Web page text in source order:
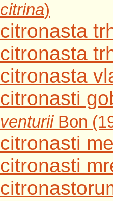
citrina)
citronasta
citronasta
citronasta
citronasti
venturiiBon
citronasti
citronasti